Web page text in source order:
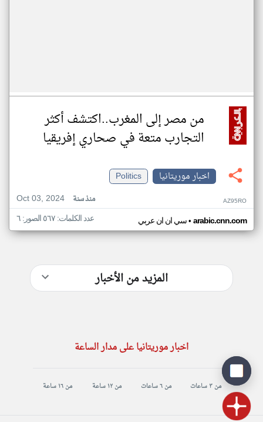
من مصر إلى المغرب..اكتشف أكثر
التجارب متعة في صحاري إفريقيا
اخبار موريتانيا
Politics
Oct 03, 2024
منذ سنة AZ95RO
سي ان ان عربي• arabic.cnn.com عدد الكلمات: ٥٦٧ الصور: ٦
المزيد من الأخبار
اخبار موريتانيا على مدار الساعة
من ٣ ساعات من ٦ ساعات من ١٢ ساعة من ١٦ ساعة